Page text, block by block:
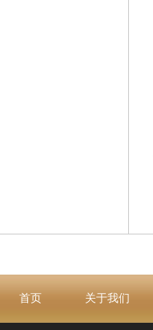
首页 关于我们